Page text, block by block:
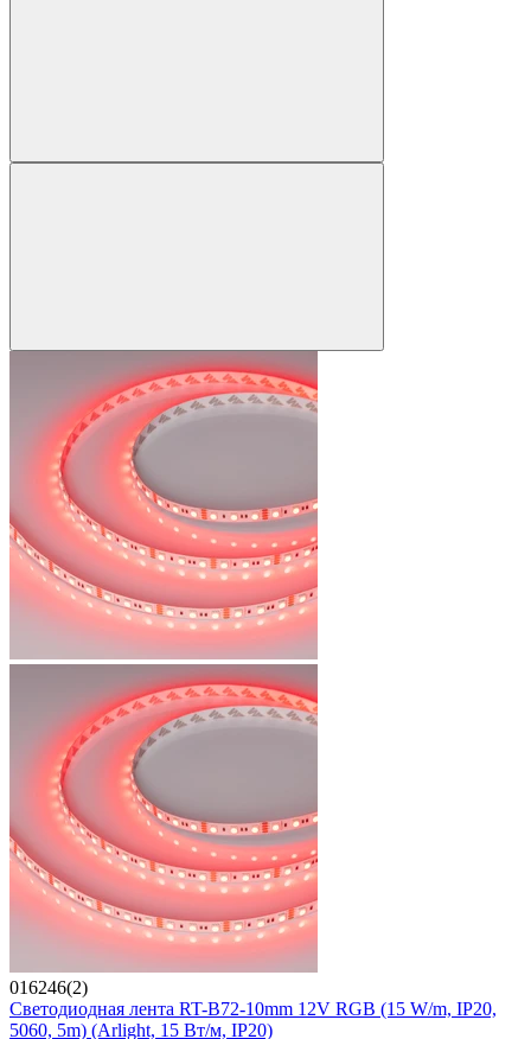
016246(2)
Светодиодная лента RT-B72-10mm 12V RGB (15 W/m, IP20,
5060, 5m) (Arlight, 15 Вт/м, IP20)